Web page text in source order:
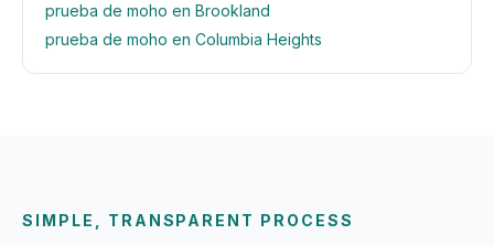
prueba de moho en Brookland
prueba de moho en Columbia Heights
SIMPLE, TRANSPARENT PROCESS